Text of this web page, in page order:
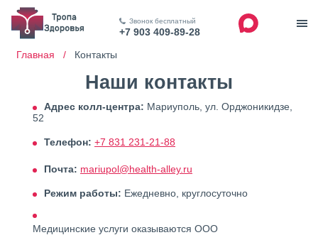
Звонок бесплатный
+7 903 409-89-28
Главная / Контакты
Наши контакты
Адрес колл-центра: Мариуполь, ул. Орджоникидзе,
52
Телефон: +7 831 231-21-88
Почта: mariupol@health-alley.ru
Режим работы: Ежедневно, круглосуточно
Медицинские услуги оказываются ООО